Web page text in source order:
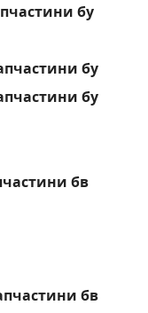
бу
бу
бу
бв
бв